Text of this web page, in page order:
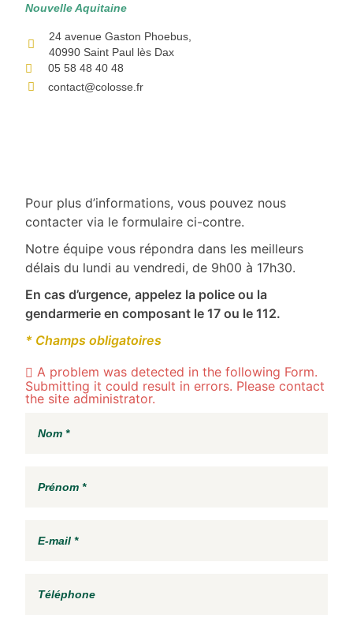
Nouvelle Aquitaine
24 avenue Gaston Phoebus,
40990 Saint Paul lès Dax
05 58 48 40 48
contact@colosse.fr
Pour plus d’informations, vous pouvez nous
contacter via le formulaire ci-contre.
Notre équipe vous répondra dans les meilleurs
délais du lundi au vendredi, de 9h00 à 17h30.
En cas d’urgence, appelez la police ou la
gendarmerie en composant le 17 ou le 112.
* Champs obligatoires
A problem was detected in the following Form.
Submitting it could result in errors. Please contact
the site administrator.